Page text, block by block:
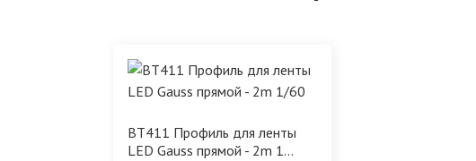
BT411 Профиль для ленты
LED Gauss прямой - 2m 1...